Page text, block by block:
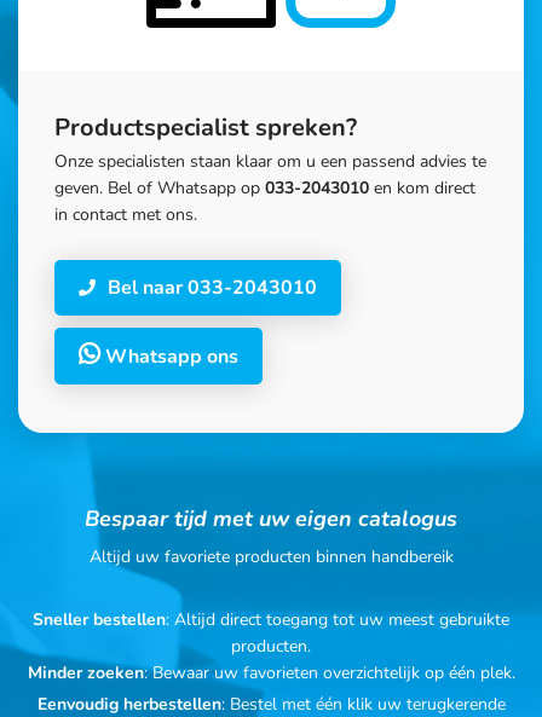
Productspecialist spreken?
Onze specialisten staan klaar om u een passend advies te
geven. Bel of Whatsapp op 033-2043010 en kom direct
in contact met ons.
Bel naar 033-2043010
Whatsapp ons
Bespaar tijd met uw eigen catalogus
Altijd uw favoriete producten binnen handbereik
Sneller bestellen: Altijd direct toegang tot uw meest gebruikte
producten.
Minder zoeken: Bewaar uw favorieten overzichtelijk op één plek.
Eenvoudig herbestellen: Bestel met één klik uw terugkerende